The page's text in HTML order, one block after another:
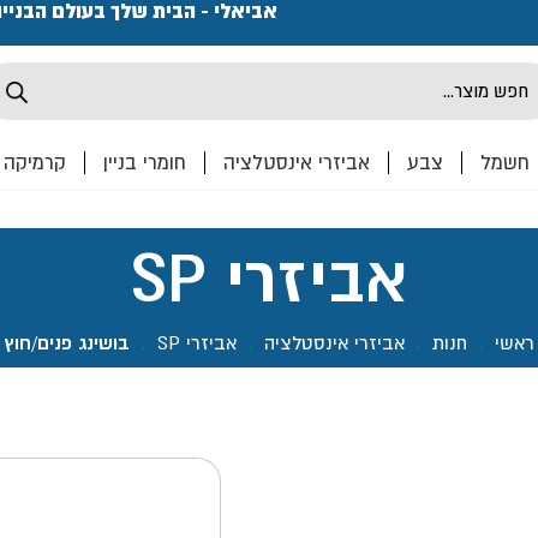
אביאלי - הבית שלך בעולם
חשמל צבע אביזרי אינסטלציה חומרי בניין קרמיקה
אביזרי SP
ראשי . חנות . אביזרי אינסטלציה . אביזרי SP . בושינג פנים/חוץ